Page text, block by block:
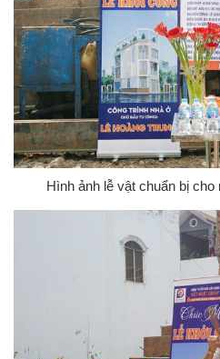
Hình ảnh lễ vật chuẩn bị